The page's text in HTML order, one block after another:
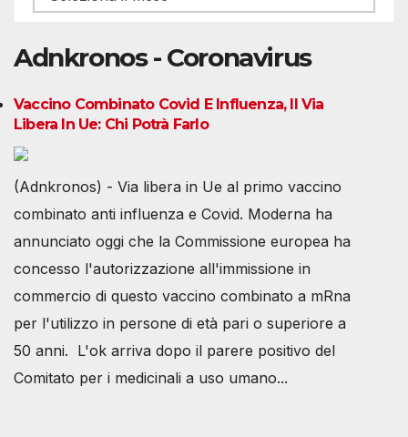
Adnkronos - Coronavirus
Vaccino Combinato Covid E Influenza, Il Via
Libera In Ue: Chi Potrà Farlo
(Adnkronos) - Via libera in Ue al primo vaccino
combinato anti influenza e Covid. Moderna ha
annunciato oggi che la Commissione europea ha
concesso l'autorizzazione all'immissione in
commercio di questo vaccino combinato a mRna
per l'utilizzo in persone di età pari o superiore a
50 anni. L'ok arriva dopo il parere positivo del
Comitato per i medicinali a uso umano...